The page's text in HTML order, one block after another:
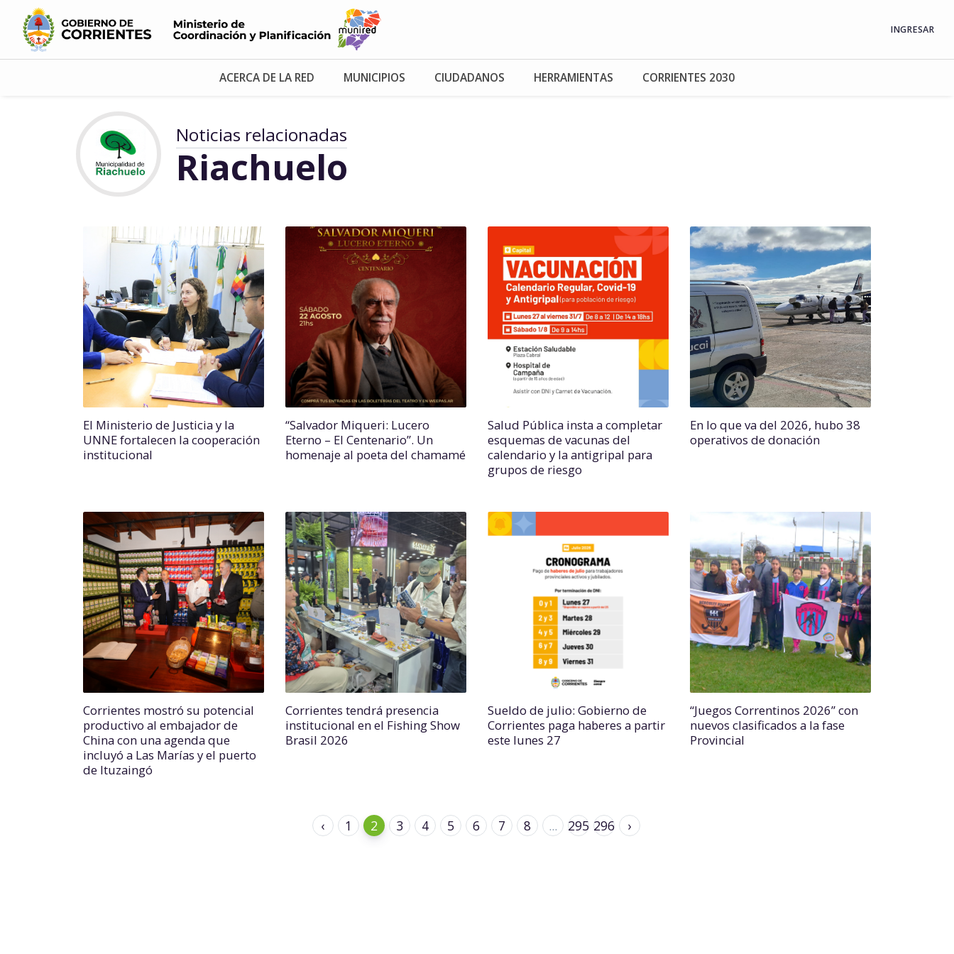
INGRESAR
ACERCA DE LA RED MUNICIPIOS CIUDADANOS HERRAMIENTAS CORRIENTES 2030
Noticias relacionadas
Riachuelo
El Ministerio de Justicia y la
UNNE fortalecen la cooperación
institucional
“Salvador Miqueri: Lucero
Eterno – El Centenario”. Un
homenaje al poeta del chamamé
Salud Pública insta a completar
esquemas de vacunas del
calendario y la antigripal para
grupos de riesgo
En lo que va del 2026, hubo 38
operativos de donación
Corrientes mostró su potencial
productivo al embajador de
China con una agenda que
incluyó a Las Marías y el puerto
de Ituzaingó
Corrientes tendrá presencia
institucional en el Fishing Show
Brasil 2026
Sueldo de julio: Gobierno de
Corrientes paga haberes a partir
este lunes 27
“Juegos Correntinos 2026” con
nuevos clasificados a la fase
Provincial
‹ 1 2 3 4 5 6 7 8 ... 295 296 ›